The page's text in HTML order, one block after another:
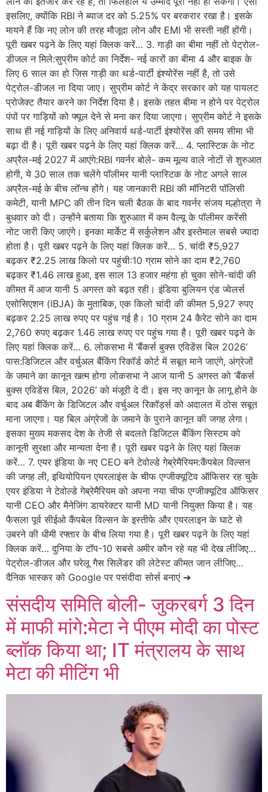
इसलिए, क्योंकि RBI ने ब्याज दर को 5.25% पर बरकरार रखा है। इसके
मायने हैं कि नए लोन की तरह मौजूदा लोन और EMI भी सस्ती नहीं होंगी।
पूरी खबर पढ़ने के लिए यहां क्लिक करें… 3. गाड़ी का बीमा नहीं तो पेट्रोल-
डीजल न मिले:सुप्रीम कोर्ट का निर्देश- नई कारों का बीमा 4 और बाइक के
लिए 6 साल का हो जिस गाड़ी का थर्ड-पार्टी इंश्योरेंस नहीं है, तो उसे
पेट्रोल-डीजल ना दिया जाए। सुप्रीम कोर्ट ने केंद्र सरकार को यह पायलट
प्रोजेक्ट तैयार करने का निर्देश दिया है। इसके तहत बीमा न होने पर पेट्रोल
पंपों पर गाड़ियों को फ्यूल देने से मना कर दिया जाएगा। सुप्रीम कोर्ट ने इसके
साथ ही नई गाड़ियों के लिए अनिवार्य थर्ड-पार्टी इंश्योरेंस की समय सीमा भी
बढ़ा दी है। पूरी खबर पढ़ने के लिए यहां क्लिक करें… 4. प्लास्टिक के नोट
अप्रैल-मई 2027 में आएंगे:RBI गवर्नर बोले- कम मूल्य वाले नोटों से शुरुआत
होगी, ये 30 साल तक चलेंगे पॉलीमर यानी प्लास्टिक के नोट अगले साल
अप्रैल-मई के बीच लॉन्च होंगे। यह जानकारी RBI की मॉनिटरी पॉलिसी
कमेटी, यानी MPC की तीन दिन चली बैठक के बाद गवर्नर संजय मल्होत्रा ने
बुधवार को दी। उन्होंने बताया कि शुरुआत में कम वैल्यू के पॉलीमर करेंसी
नोट जारी किए जाएंगे। इनका मार्केट में सर्कुलेशन और इस्तेमाल सबसे ज्यादा
होता है। पूरी खबर पढ़ने के लिए यहां क्लिक करें… 5. चांदी ₹5,927
बढ़कर ₹2.25 लाख किलो पर पहुंची:10 ग्राम सोने का दाम ₹2,760
बढ़कर ₹1.46 लाख हुआ, इस साल 13 हजार महंगा हो चुका सोने-चांदी की
कीमत में आज यानी 5 अगस्त को बढ़त रही। इंडिया बुलियन एंड ज्वेलर्स
एसोसिएशन (IBJA) के मुताबिक, एक किलो चांदी की कीमत 5,927 रुपए
बढ़कर 2.25 लाख रुपए पर पहुंच गई है। 10 ग्राम 24 कैरेट सोने का दाम
2,760 रुपए बढ़कर 1.46 लाख रुपए पर पहुंच गया है। पूरी खबर पढ़ने के
लिए यहां क्लिक करें… 6. लोकसभा में ‘बैंकर्स बुक्स एविडेंस बिल 2026’
पास:डिजिटल और वर्चुअल बैंकिंग रिकॉर्ड कोर्ट में सबूत माने जाएंगे, अंग्रेजों
के जमाने का कानून खत्म होगा लोकसभा ने आज यानी 5 अगस्त को ‘बैंकर्स
बुक्स एविडेंस बिल, 2026’ को मंजूरी दे दी। इस नए कानून के लागू होने के
बाद अब बैंकिंग के डिजिटल और वर्चुअल रिकॉर्ड्स को अदालत में ठोस सबूत
माना जाएगा। यह बिल अंग्रेजों के जमाने के पुराने कानून की जगह लेगा।
इसका मुख्य मकसद देश के तेजी से बदलते डिजिटल बैंकिंग सिस्टम को
कानूनी सुरक्षा और मान्यता देना है। पूरी खबर पढ़ने के लिए यहां क्लिक
करें… 7. एयर इंडिया के नए CEO बने टेवोल्डे गेब्रेमैरियम:कैंपबेल विल्सन
की जगह ली, इथियोपियन एयरलाइंस के चीफ एग्जीक्यूटिव ऑफिसर रह चुके
एयर इंडिया ने टेवोल्डे गेब्रेमैरियम को अपना नया चीफ एग्जीक्यूटिव ऑफिसर
यानी CEO और मैनेजिंग डायरेक्टर यानी MD यानी नियुक्त किया है। यह
फैसला पूर्व सीईओ कैंपबेल विल्सन के इस्तीफे और एयरलाइन के घाटे से
उबरने की धीमी रफ्तार के बीच लिया गया है। पूरी खबर पढ़ने के लिए यहां
क्लिक करें… दुनिया के टॉप-10 सबसे अमीर कौन रहे यह भी देख लीजिए…
पेट्रोल-डीजल और घरेलू गैस सिलेंडर की लेटेस्ट कीमत जान लीजिए…
दैनिक भास्कर को Google पर पसंदीदा सोर्स बनाएं ➔
संसदीय समिति बोली- जुकरबर्ग 3 दिन
में माफी मांगे:मेटा ने पीएम मोदी का पोस्ट
ब्लॉक किया था; IT मंत्रालय के साथ
मेटा की मीटिंग भी